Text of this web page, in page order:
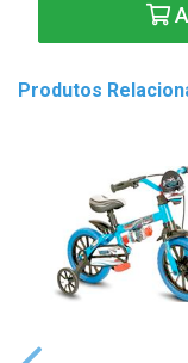
Produtos